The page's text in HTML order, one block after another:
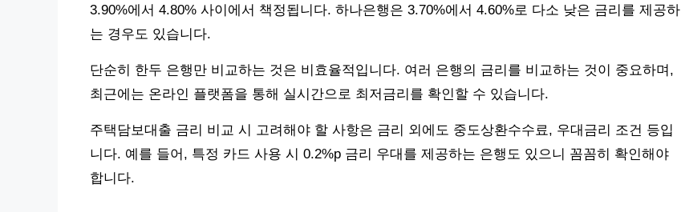
3.90%에서 4.80% 사이에서 책정됩니다. 하나은행은 3.70%에서 4.60%로 다소 낮은 금리를 제공하
는 경우도 있습니다.
단순히 한두 은행만 비교하는 것은 비효율적입니다. 여러 은행의 금리를 비교하는 것이 중요하며,
최근에는 온라인 플랫폼을 통해 실시간으로 최저금리를 확인할 수 있습니다.
주택담보대출 금리 비교 시 고려해야 할 사항은 금리 외에도 중도상환수수료, 우대금리 조건 등입
니다. 예를 들어, 특정 카드 사용 시 0.2%p 금리 우대를 제공하는 은행도 있으니 꼼꼼히 확인해야
합니다.